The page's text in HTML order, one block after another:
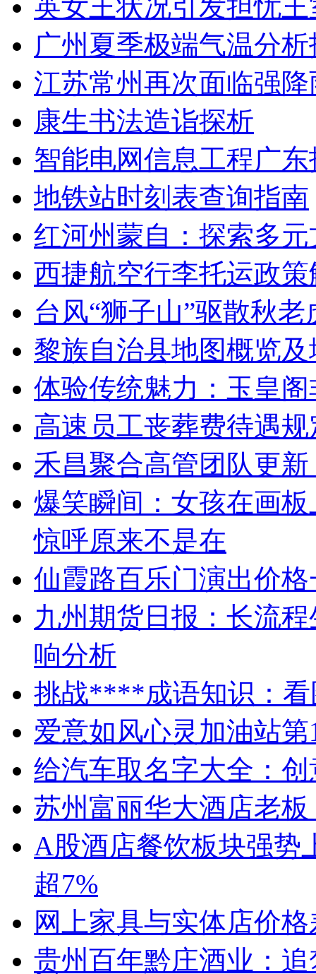
英女王状况引发担忧
广州夏季极端气温分
江苏常州再次面临强
康生书法造诣探析
智能电网信息工程广
地铁站时刻表查询指南
红河州蒙自：探索多
西捷航空行李托运政
台风“狮子山”驱散秋
黎族自治县地图概览
体验传统魅力：玉皇
高速员工丧葬费待遇
禾昌聚合高管团队更
爆笑瞬间：女孩在画
惊呼原来不是在
仙霞路百乐门演出价格
九州期货日报：长流
响分析
挑战****成语知识：看
爱意如风心灵加油站第
给汽车取名字大全：
苏州富丽华大酒店老
A股酒店餐饮板块强势
超7%
网上家具与实体店价
贵州百年黔庄酒业：